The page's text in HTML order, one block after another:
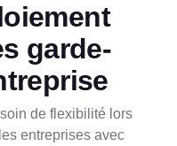
garde-
de flexibilité lors
entreprises avec